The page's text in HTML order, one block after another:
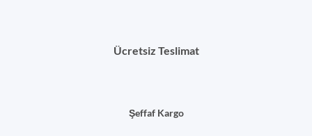
Ücretsiz Teslimat
Şeffaf Kargo